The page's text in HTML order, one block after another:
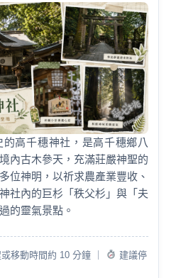
的高千穗神社，是高千穗鄉八
內古木參天，充滿莊嚴神聖的
位神明，以祈求農產業豐收、
社內的巨杉「秩父杉」與「夫
的靈氣景點。
移動時間約 10 分鐘 ｜
建議停